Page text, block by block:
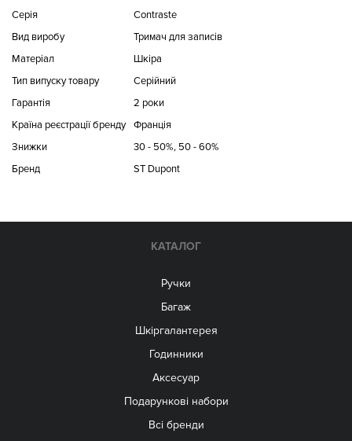
Серія
Contraste
Вид виробу
Тримач для записів
Матеріал
Шкіра
Тип випуску товару
Серійний
Гарантія
2 роки
Країна реєстрації бренду
Франція
Знижки
30 - 50%, 50 - 60%
Бренд
ST Dupont
КАТАЛОГ
Ручки
Багаж
Шкіргалантерея
Годинники
Аксесуар
Подарункові набори
Всі бренди